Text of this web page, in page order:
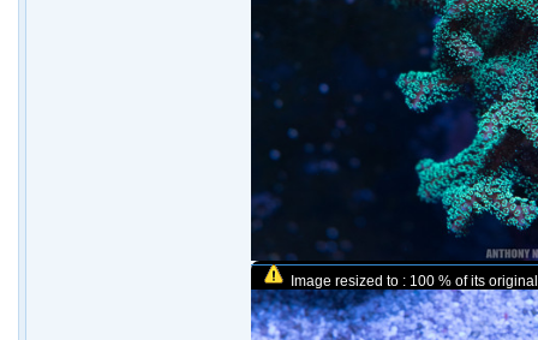
Image resized to : 100 % of its